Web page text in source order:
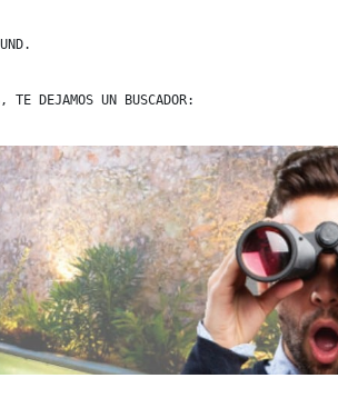
DEJAMOS UN BUSCADOR: